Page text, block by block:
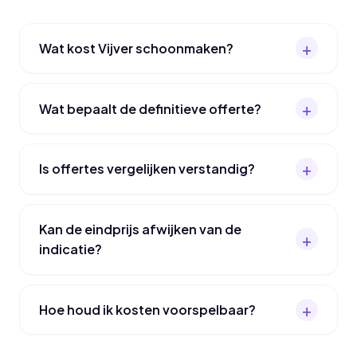
Wat kost Vijver schoonmaken?
Wat bepaalt de definitieve offerte?
Is offertes vergelijken verstandig?
Kan de eindprijs afwijken van de
indicatie?
Hoe houd ik kosten voorspelbaar?